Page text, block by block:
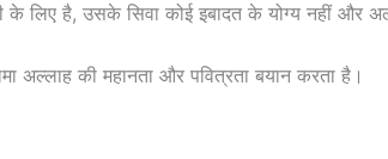
के लिए है, उसके सिवा कोई इबादत के योग्य नहीं और
अल्लाह की महानता और पवित्रता बयान करता है।